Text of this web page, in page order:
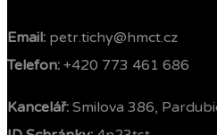
Email: petr.tichy@hmct.cz
Telefon: ‭ +420 773 461 686‬
Kancelář: Smilova 386,